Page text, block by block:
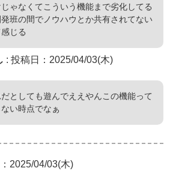
ゃなくてこういう機能まで劣化してる
班の間でノウハウとか共有されてない
じる
: 投稿日：2025/04/03(木)
としても遊んでええやんこの機能って
い時点でなぁ
2025/04/03(木)